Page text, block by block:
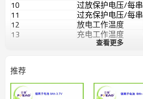
10
过放保护电压/每串
11
过充保护电压/每串
12
放电工作温度
13
充电工作温度
存储温度
16
17
查看更多
推荐